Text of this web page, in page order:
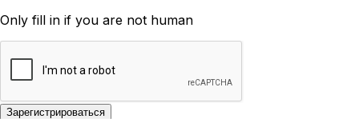
Only fill in if you are not human